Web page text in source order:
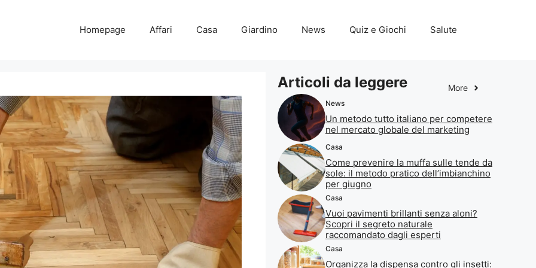
Homepage Affari Casa Giardino News Quiz e Giochi Salute
Articoli da leggere More
News
Un metodo tutto italiano per competere
nel mercato globale del marketing
Casa
Come prevenire la muffa sulle tende da
sole: il metodo pratico dell’imbianchino
per giugno
Casa
Vuoi pavimenti brillanti senza aloni?
Scopri il segreto naturale
raccomandato dagli esperti
Casa
Organizza la dispensa contro gli insetti: